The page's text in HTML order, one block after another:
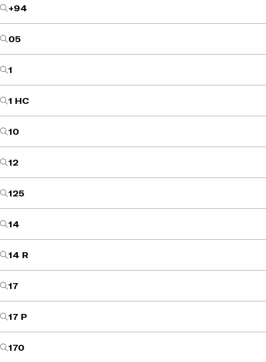
+94
05
1
1 HC
10
12
125
14
14 R
17
17 P
170